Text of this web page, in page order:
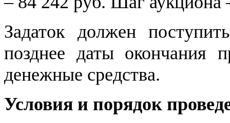
Задаток должен
позднее даты окончания
денежные средства.
Условия и порядок